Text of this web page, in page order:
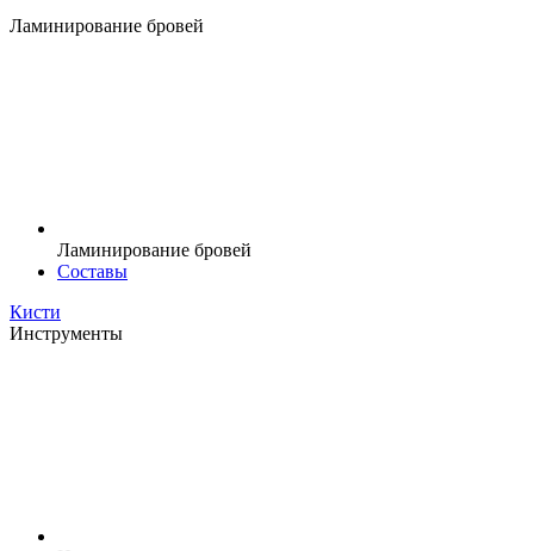
Ламинирование бровей
Ламинирование бровей
Составы
Кисти
Инструменты